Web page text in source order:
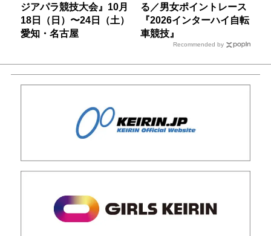
ジアパラ競技大会』10月
18日（日）〜24日（土）
愛知・名古屋
る／男女ポイントレース
『2026インターハイ自転
車競技』
Recommended by